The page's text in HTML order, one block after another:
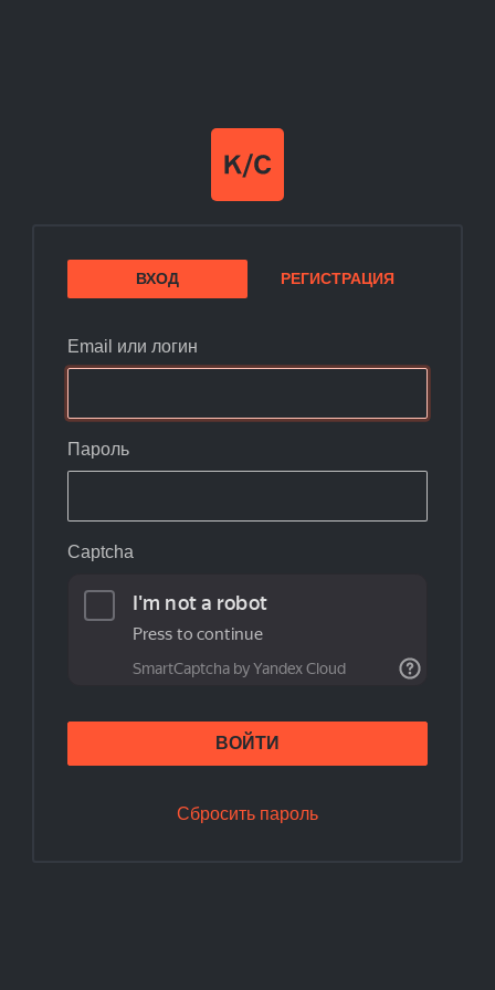
ВХОД РЕГИСТРАЦИЯ
Email или логин
Пароль
Captcha
ВОЙТИ
Сбросить пароль